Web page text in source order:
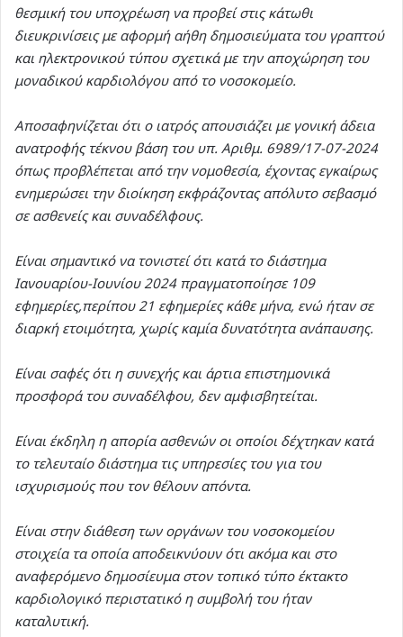
θεσμική του υποχρέωση να προβεί στις κάτωθι
διευκρινίσεις με αφορμή αήθη δημοσιεύματα του γραπτού
και ηλεκτρονικού τύπου σχετικά με την αποχώρηση του
μοναδικού καρδιολόγου από το νοσοκομείο.
Αποσαφηνίζεται ότι ο ιατρός απουσιάζει με γονική άδεια
ανατροφής τέκνου βάση του υπ. Αριθμ. 6989/17-07-2024
όπως προβλέπεται από την νομοθεσία, έχοντας εγκαίρως
ενημερώσει την διοίκηση εκφράζοντας απόλυτο σεβασμό
σε ασθενείς και συναδέλφους.
Είναι σημαντικό να τονιστεί ότι κατά το διάστημα
Ιανουαρίου-Ιουνίου 2024 πραγματοποίησε 109
εφημερίες,περίπου 21 εφημερίες κάθε μήνα, ενώ ήταν σε
διαρκή ετοιμότητα, χωρίς καμία δυνατότητα ανάπαυσης.
Είναι σαφές ότι η συνεχής και άρτια επιστημονικά
προσφορά του συναδέλφου, δεν αμφισβητείται.
Είναι έκδηλη η απορία ασθενών οι οποίοι δέχτηκαν κατά
το τελευταίο διάστημα τις υπηρεσίες του για του
ισχυρισμούς που τον θέλουν απόντα.
Είναι στην διάθεση των οργάνων του νοσοκομείου
στοιχεία τα οποία αποδεικνύουν ότι ακόμα και στο
αναφερόμενο δημοσίευμα στον τοπικό τύπο έκτακτο
καρδιολογικό περιστατικό η συμβολή του ήταν
καταλυτική.